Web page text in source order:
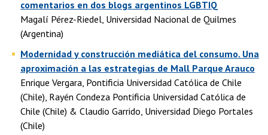
comentarios en dos blogs argentinos LGBTIQ
Magalí Pérez-Riedel, Universidad Nacional de Quilmes
(Argentina)
Modernidad y construcción mediática del consumo. Una
aproximación a las estrategias de Mall Parque Arauco
Enrique Vergara, Pontificia Universidad Católica de Chile
(Chile), Rayén Condeza Pontificia Universidad Católica de
Chile (Chile) & Claudio Garrido, Universidad Diego Portales
(Chile)